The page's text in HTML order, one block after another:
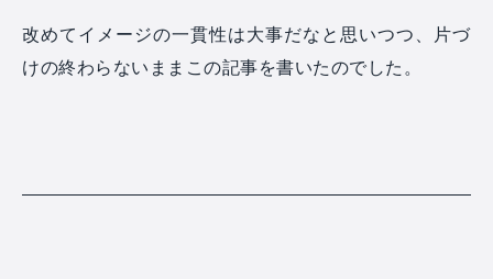
改めてイメージの一貫性は大事だなと思いつつ、片づ
けの終わらないままこの記事を書いたのでした。